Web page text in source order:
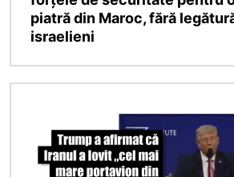
piatră din Maroc, fără
israelieni